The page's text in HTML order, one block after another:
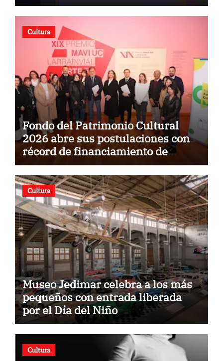
Cultura
Fondo del Patrimonio Cultural
2026 abre sus postulaciones con
récord de financiamiento de
$5.500 millones
Cultura
Museo Jedimar celebra a los más
pequeños con entrada liberada
por el Día del Niño
Cultura